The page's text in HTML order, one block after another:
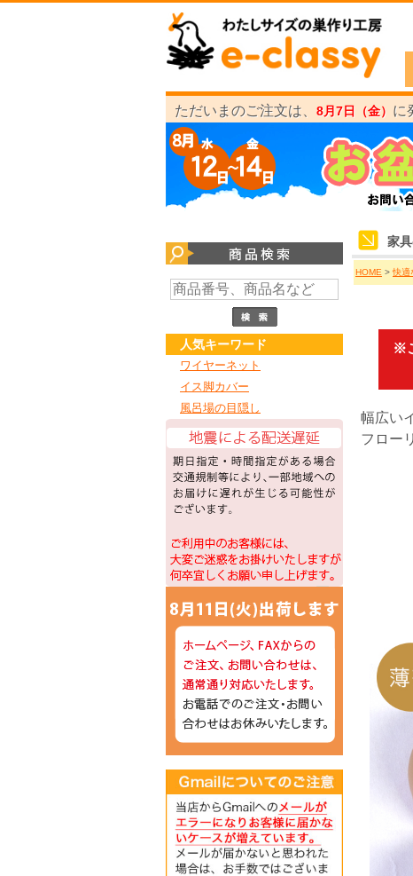
ただいまのご注文は、 8月7日（金） に
人気キーワード
ワイヤーネット
イス脚カバー
風呂場の目隠し
家
HOME > 快適
※
幅広い
フロー